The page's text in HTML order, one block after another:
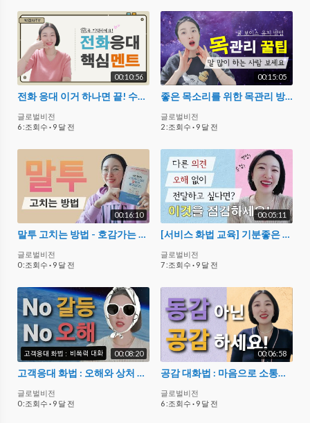
00:10:56
전화 응대 이거 하나면 끝! 수신 발신 핵심 응대 멘트
글로벌비전
6 :조회수 · 9 달 전
00:15:05
좋은 목소리를 위한 목관리 방법 : 발성, 음식, 생활 습관
글로벌비전
2 :조회수 · 9 달 전
00:16:10
말투 고치는 방법 - 호감가는 말습관 만들기
글로벌비전
0 :조회수 · 9 달 전
00:05:11
[서비스 화법 교육] 기분좋은 소통 - 다른 의견 오해 없이 말하기
글로벌비전
7 :조회수 · 9 달 전
00:08:20
고객응대 화법 : 오해와 상처 주지 않는 비폭력 대화 방법 - CS상담 스크립트 활용
글로벌비전
0 :조회수 · 9 달 전
00:06:58
공감 대화법 : 마음으로 소통하는 공감능력 3단계 고객응대 화법
글로벌비전
6 :조회수 · 9 달 전